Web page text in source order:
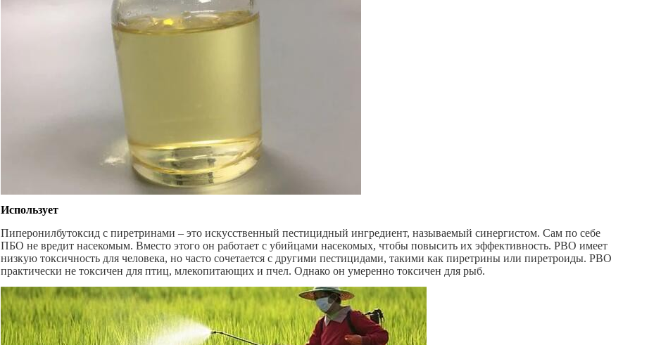
Использует
Пиперонилбутоксид с пиретринами – это искусственный пестицидный ингредиент, называемый синергистом. Сам по себе
ПБО не вредит насекомым. Вместо этого он работает с убийцами насекомых, чтобы повысить их эффективность. PBO имеет
низкую токсичность для человека, но часто сочетается с другими пестицидами, такими как пиретрины или пиретроиды. PBO
практически не токсичен для птиц, млекопитающих и пчел. Однако он умеренно токсичен для рыб.